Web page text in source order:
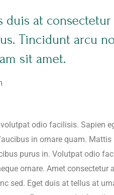
duis at
Tincidunt arcu
sit amet.
odio facilisis. Sapien
in ornare quam.
purus in. Volutpat odio
ornare. Amet
sed. Eget duis at tellus at